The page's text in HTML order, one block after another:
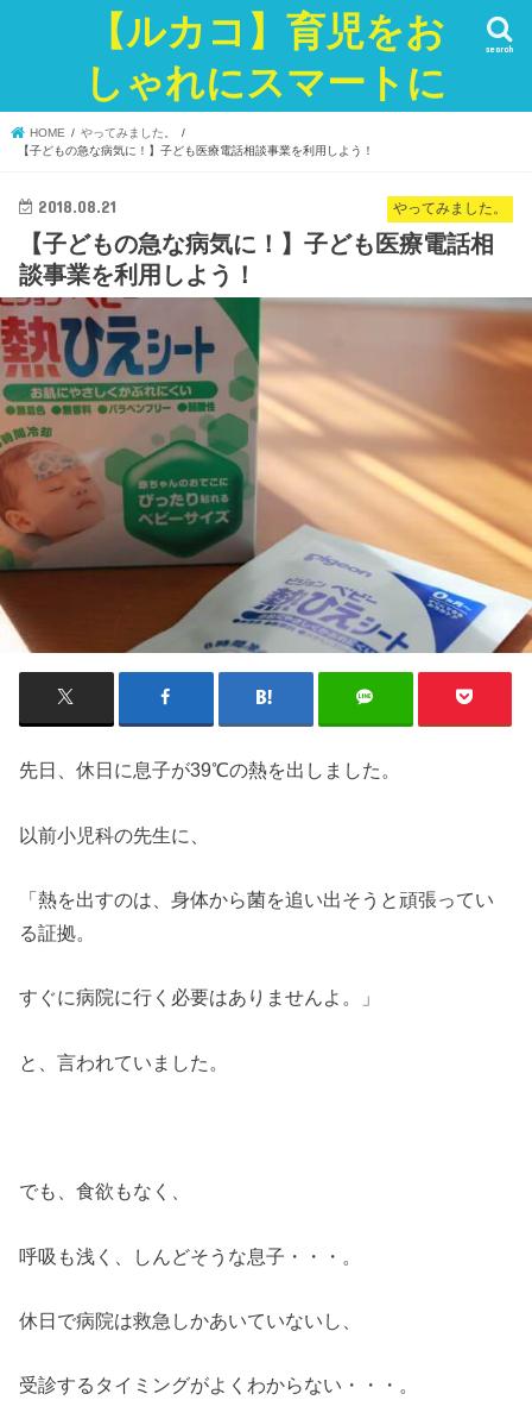
【ルカコ】育児をお
しゃれにスマートに
search
HOME
やってみました。
【子どもの急な病気に！】子ども医療電話相談事業を利用しよう！
やってみました。
2018.08.21
【子どもの急な病気に！】子ども医療電話相
談事業を利用しよう！
先日、休日に息子が39℃の熱を出しました。
以前小児科の先生に、
「熱を出すのは、身体から菌を追い出そうと頑張ってい
る証拠。
すぐに病院に行く必要はありませんよ。」
と、言われていました。
でも、食欲もなく、
呼吸も浅く、しんどそうな息子・・・。
休日で病院は救急しかあいていないし、
受診するタイミングがよくわからない・・・。